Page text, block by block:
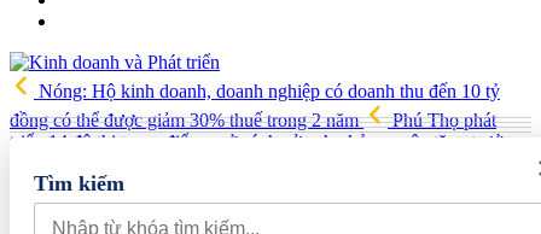
Nóng: Hộ kinh doanh, doanh nghiệp có doanh thu đến 10 tỷ
đồng có thể được giảm 30% thuế trong 2 năm
Phú Thọ phát
triển 14 đô thị trọng điểm, mở cánh cửa cho kỷ nguyên tăng trưởng
Vua quạt Trần Đình Tiệp: Từ bán quạt đến TikToker nổi
tiếng và vướng vòng lao lý
Vietnam Sport Show 2026 quy tụ
520 gian hàng, thúc đẩy kết nối ngành thể thao Việt Nam với thế
Tìm kiếm